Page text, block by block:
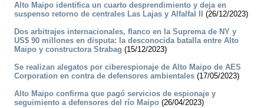
Alto Maipo identifica un cuarto desprendimiento y deja en
suspenso retorno de centrales Las Lajas y Alfalfal II
(26/12/2023)
Dos arbitrajes internacionales, flanco en la Suprema de NY y
US$ 90 millones en disputa: la desconocida batalla entre Alto
Maipo y constructora Strabag (15/12/2023)
Se realizan alegatos por ciberespionaje de Alto Maipo de AES
Corporation en contra de defensores ambientales (17/05/2023)
Alto Maipo confirma que pagó servicios de espionaje y
seguimiento a defensores del río Maipo (26/04/2023)